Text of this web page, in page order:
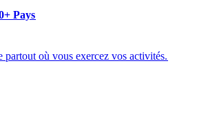
Pays​​
partout où vous exercez vos activités.​​